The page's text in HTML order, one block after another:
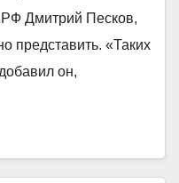
РФ Дмитрий Песков,
представить. «Таких
он,